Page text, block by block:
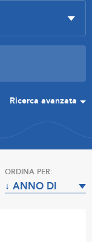
Ricerca avanzata
ORDINA PER:
↓ ANNO DI